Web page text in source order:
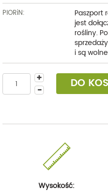
PIORiN:
Paszport
jest
rośliny.
i są
DO
Wysokość: